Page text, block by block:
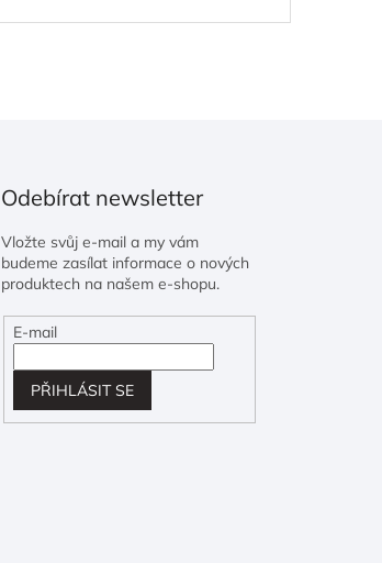
Odebírat newsletter
Vložte svůj e-mail a my vám
budeme zasílat informace o nových
produktech na našem e-shopu.
E-mail
PŘIHLÁSIT SE